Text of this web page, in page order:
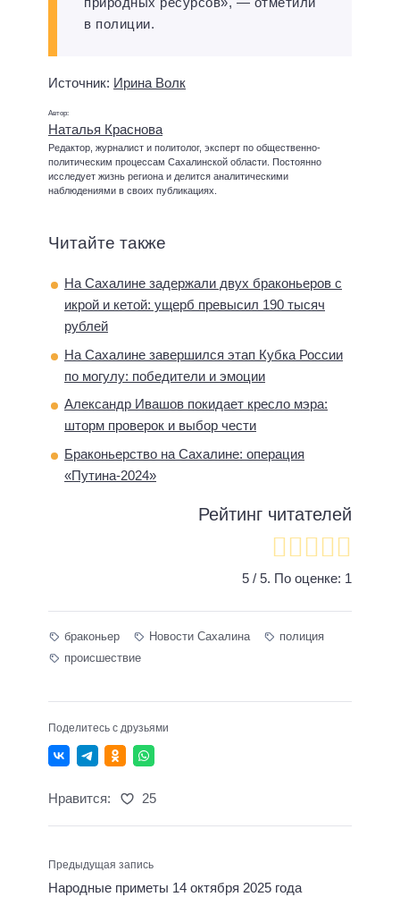
в полиции.
Источник: Ирина Волк
Автор:
Наталья Краснова
Редактор, журналист и политолог, эксперт по общественно-
политическим процессам Сахалинской области. Постоянно
исследует жизнь региона и делится аналитическими
наблюдениями в своих публикациях.
Читайте также
На Сахалине задержали двух браконьеров с
икрой и кетой: ущерб превысил 190 тысяч
рублей
На Сахалине завершился этап Кубка России
по могулу: победители и эмоции
Александр Ивашов покидает кресло мэра:
шторм проверок и выбор чести
Браконьерство на Сахалине: операция
«Путина-2024»
Рейтинг читателей
5 / 5. По оценке: 1
браконьер Новости Сахалина
полиция
происшествие
Поделитесь с друзьями
Нравится: 25
Предыдущая запись
Народные приметы 14 октября 2025 года